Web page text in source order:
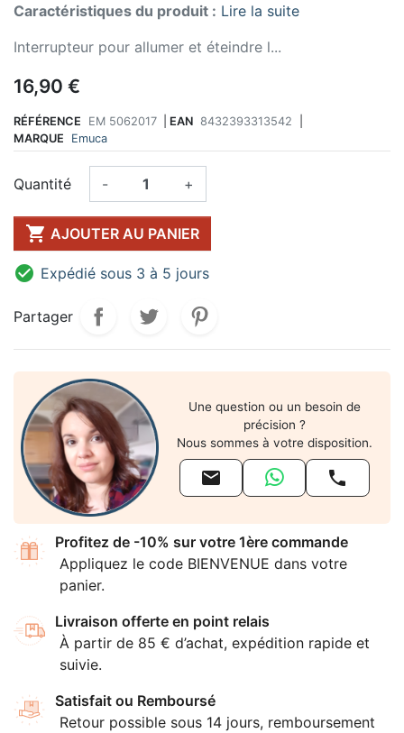
Caractéristiques du produit : Lire la suite
Interrupteur pour allumer et éteindre l...
16,90 €
RÉFÉRENCE EM 5062017 EAN 8432393313542
MARQUE
Emuca
Quantité - +
 AJOUTER AU PANIER
 Expédié sous 3 à 5 jours
Partager
Une question ou un besoin de
précision ?
Nous sommes à votre disposition.
 
Profitez de -10% sur votre 1ère commande
Appliquez le code BIENVENUE dans votre
panier.
Livraison offerte en point relais
À partir de 85 € d’achat, expédition rapide et
suivie.
Satisfait ou Remboursé
Retour possible sous 14 jours, remboursement